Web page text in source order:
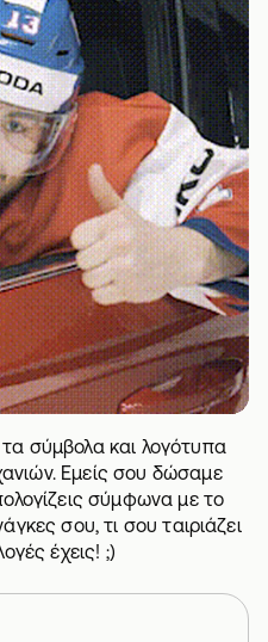
σύμβολα και λογότυπα
Εμείς σου δώσαμε
σύμφωνα με το
σου, τι σου ταιριάζει
έχεις! ;)